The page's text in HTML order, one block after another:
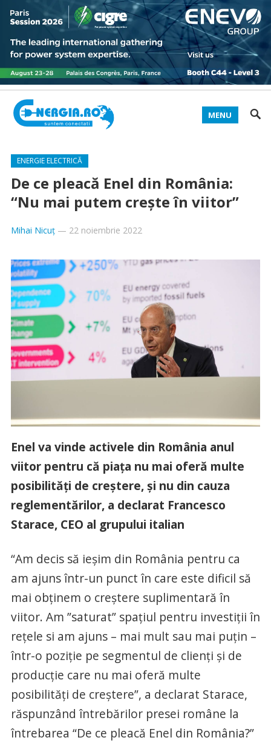
MENU
ENERGIE ELECTRICĂ
De ce pleacă Enel din România:
“Nu mai putem crește în viitor”
Mihai Nicuț— 22 noiembrie 2022
Enel va vinde activele din România anul
viitor pentru că piața nu mai oferă multe
posibilități de creștere, și nu din cauza
reglementărilor, a declarat Francesco
Starace, CEO al grupului italian
“Am decis să ieșim din România pentru ca
am ajuns într-un punct în care este dificil să
mai obținem o creștere suplimentară în
viitor. Am ”saturat” spațiul pentru investiții în
rețele si am ajuns – mai mult sau mai puțin –
într-o poziție pe segmentul de clienți și de
producție care nu mai oferă multe
posibilități de creștere”, a declarat Starace,
răspunzând întrebărilor presei române la
întrebarea “De ce pleacă Enel din România?”